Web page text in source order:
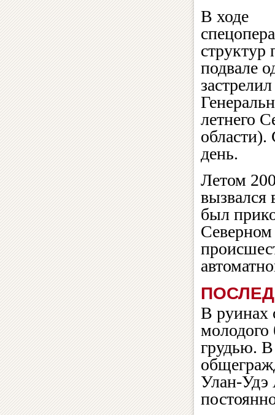
В ходе
подвале
летнего
день.
Летом
вызвался
был
Северном
В руинах
молодого
грудью. В
Улан-Удэ